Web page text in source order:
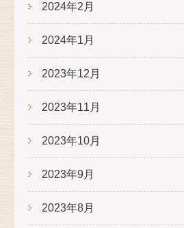
2024年2月
2024年1月
2023年12月
2023年11月
2023年10月
2023年9月
2023年8月